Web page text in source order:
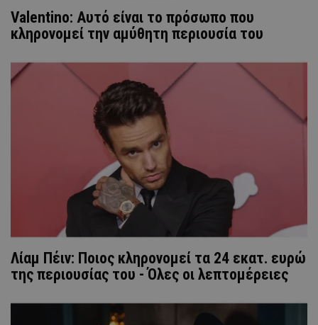
Valentino: Αυτό είναι το πρόσωπο που
κληρονομεί την αμύθητη περιουσία του
Λίαμ Πέιν: Ποιος κληρονομεί τα 24 εκατ. ευρώ
της περιουσίας του - Όλες οι λεπτομέρειες